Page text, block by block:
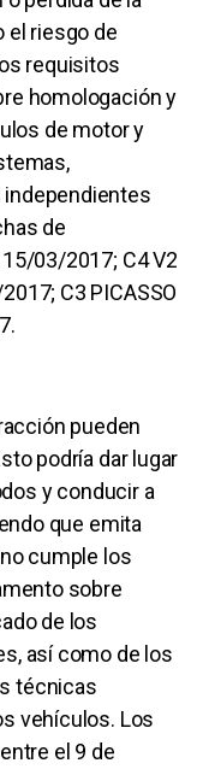
el riesgo de
requisitos
homologación y
de motor y
de
03/2017; C4 V2
C3 PICASSO
pueden
podría dar lugar
y conducir a
que emita
cumple los
sobre
de los
así como de los
técnicas
vehículos. Los
el 9 de